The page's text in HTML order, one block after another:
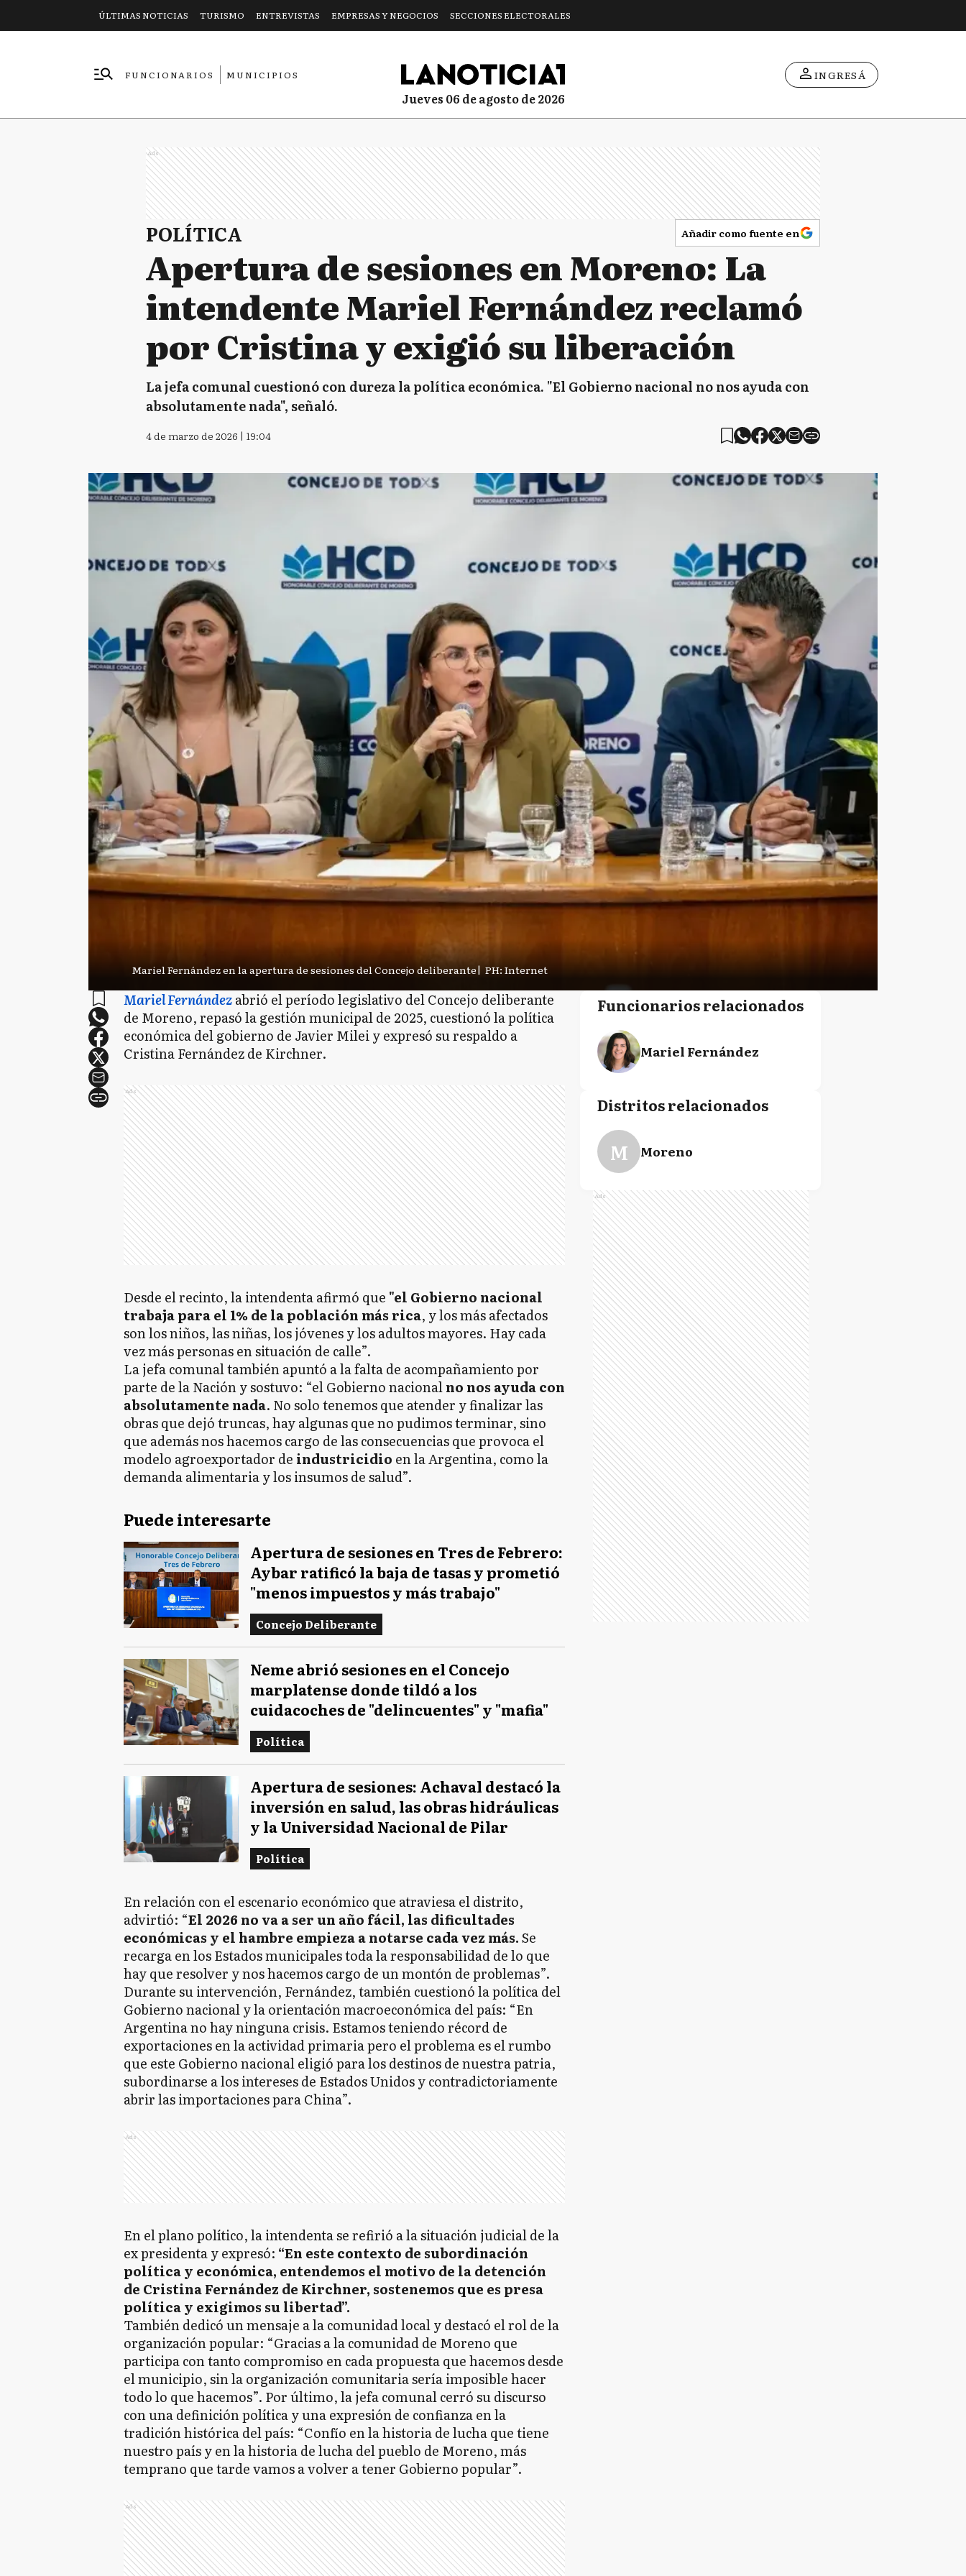
ÚLTIMAS NOTICIAS TURISMO ENTREVISTAS EMPRESAS Y NEGOCIOS SECCIONES ELECTORALES
FUNCIONARIOS
MUNICIPIOS
jueves 06 de agosto de 2026
INGRESÁ
Ads
POLÍTICA Añadir como fuente en
Apertura de sesiones en Moreno: La
intendente Mariel Fernández reclamó
por Cristina y exigió su liberación
La jefa comunal cuestionó con dureza la política económica. "El Gobierno nacional no nos ayuda con
absolutamente nada", señaló.
4 de marzo de 2026 | 19:04
Mariel Fernández en la apertura de sesiones del Concejo deliberante| PH: Internet
Mariel Fernándezabrió el período legislativo del Concejo deliberante
de Moreno, repasó la gestión municipal de 2025, cuestionó la política
económica del gobierno de Javier Milei y expresó su respaldo a
Cristina Fernández de Kirchner.
Ads
Desde el recinto, la intendenta afirmó que "el Gobierno nacional
trabaja para el 1% de la población más rica, y los más afectados
son los niños, las niñas, los jóvenes y los adultos mayores. Hay cada
vez más personas en situación de calle”.
La jefa comunal también apuntó a la falta de acompañamiento por
parte de la Nación y sostuvo: “el Gobierno nacionalno nos ayuda con
absolutamente nada. No solo tenemos que atender y finalizar las
obras que dejó truncas, hay algunas que no pudimos terminar, sino
que además nos hacemos cargo de las consecuencias que provoca el
modelo agroexportador de industricidio en la Argentina, como la
demanda alimentaria y los insumos de salud”.
Puede interesarte
Apertura de sesiones en Tres de Febrero:
Aybar ratificó la baja de tasas y prometió
"menos impuestos y más trabajo"
Concejo Deliberante
Neme abrió sesiones en el Concejo
marplatense donde tildó a los
cuidacoches de "delincuentes" y "mafia"
Política
Apertura de sesiones: Achaval destacó la
inversión en salud, las obras hidráulicas
y la Universidad Nacional de Pilar
Política
En relación con el escenario económico que atraviesa el distrito,
advirtió: “El 2026 no va a ser un año fácil, las dificultades
económicas y el hambre empieza a notarse cada vez más.Se
recarga en los Estados municipales toda la responsabilidad de lo que
hay que resolver y nos hacemos cargo de un montón de problemas”.
Durante su intervención, Fernández, también cuestionó la política del
Gobierno nacional y la orientación macroeconómica del país: “En
Argentina no hay ninguna crisis. Estamos teniendo récord de
exportaciones en la actividad primaria pero el problema es el rumbo
que este Gobierno nacional eligió para los destinos de nuestra patria,
subordinarse a los intereses de Estados Unidos y contradictoriamente
abrir las importaciones para China”.
Ads
En el plano político, la intendenta se refirió a la situación judicial de la
ex presidenta y expresó: “En este contexto de subordinación
política y económica, entendemos el motivo de la detención
de Cristina Fernández de Kirchner, sostenemos que es presa
política y exigimos su libertad”.
También dedicó un mensaje a la comunidad local y destacó el rol de la
organización popular: “Gracias a la comunidad de Moreno que
participa con tanto compromiso en cada propuesta que hacemos desde
el municipio, sin la organización comunitaria sería imposible hacer
todo lo que hacemos”. Por último, la jefa comunal cerró su discurso
con una definición política y una expresión de confianza en la
tradición histórica del país: “Confío en la historia de lucha que tiene
nuestro país y en la historia de lucha del pueblo de Moreno, más
temprano que tarde vamos a volver a tener Gobierno popular”.
Ads
Funcionarios relacionados
Mariel Fernández
Distritos relacionados
M Moreno
Ads